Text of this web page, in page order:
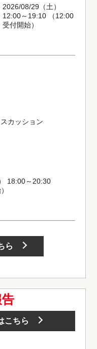
2026/08/29（土）
12:00～19:10 （12:00
受付開始）
カッション
18:00～20:30
ら
こちら